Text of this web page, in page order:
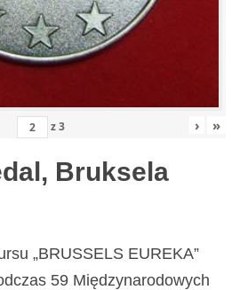
z3 › »
Bruksela
„BRUSSELS EUREKA”
59 Międzynarodowych